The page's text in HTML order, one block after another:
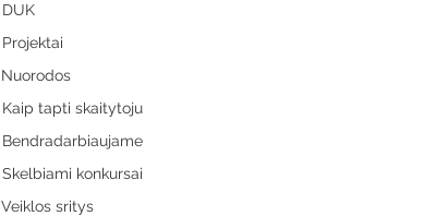
DUK
Projektai
Nuorodos
Kaip tapti skaitytoju
Bendradarbiaujame
Skelbiami konkursai
Veiklos sritys